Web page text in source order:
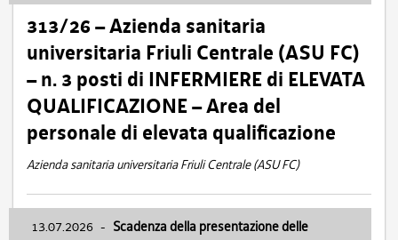
313/26 – Azienda sanitaria
universitaria Friuli Centrale (ASU FC)
– n. 3 posti di INFERMIERE di ELEVATA
QUALIFICAZIONE – Area del
personale di elevata qualificazione
Azienda sanitaria universitaria Friuli Centrale (ASU FC)
13.07.2026 - Scadenza della presentazione delle